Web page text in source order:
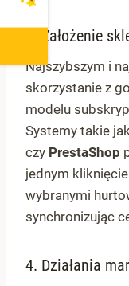
3. Założenie
Najszybszym i
skorzystanie z
modelu
Systemy takie jak
czy PrestaShop
jednym
wybranymi
synchronizując
4. Działania